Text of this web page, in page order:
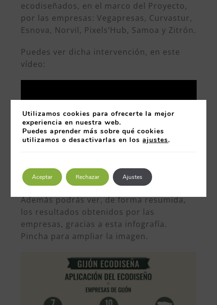
ecodiseñados, en el marco del Proyecto,
por las empresas: Vegapresas, Curvastur,
Esnova, Norvil, Pixels’Hub, Samoa y Zitrón.
Puedes ver dicha intervención, en este
vídeo:
Además podrás ver, de forma resumida,
los resultados obtenidos por las
empresas, gracias a esta infografía.
Pincha para ampliar la imagen.
Utilizamos cookies para ofrecerte la mejor
experiencia en nuestra web.
Puedes aprender más sobre qué cookies
utilizamos o desactivarlas en losajustes.
Aceptar Rechazar Ajustes